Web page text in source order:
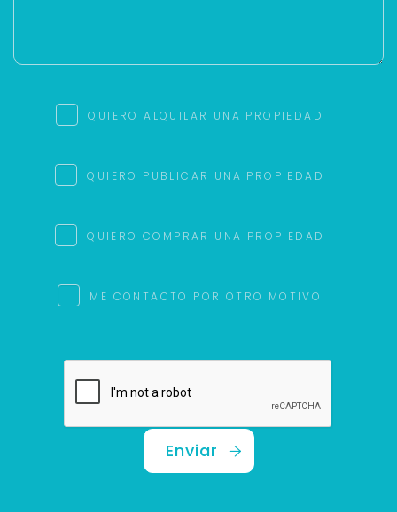
QUIERO ALQUILAR UNA PROPIEDAD
QUIERO PUBLICAR UNA PROPIEDAD
QUIERO COMPRAR UNA PROPIEDAD
ME CONTACTO POR OTRO MOTIVO
Enviar